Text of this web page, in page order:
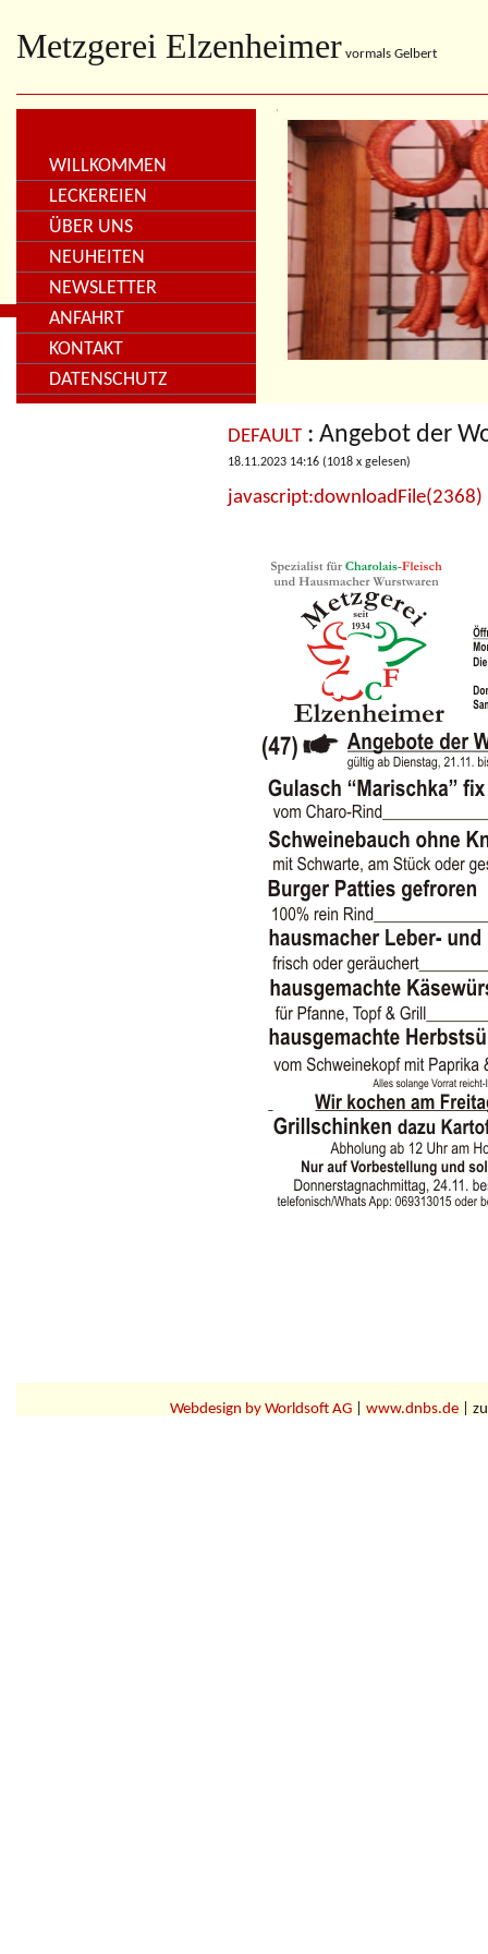
Metzgerei Elzenheimer vormals Gelbert
WILLKOMMEN
LECKEREIEN
ÜBER UNS
NEUHEITEN
NEWSLETTER
ANFAHRT
KONTAKT
DATENSCHUTZ
DEFAULT : Angebot der
18.11.2023 14:16 (1018 x gelesen)
javascript:downloadFile(2368)
Webdesign by Worldsoft AG| www.dnbs.de|